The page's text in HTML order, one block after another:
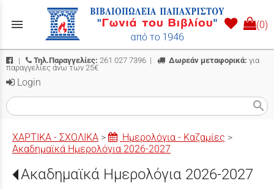
menu (0)
| Τηλ.Παραγγελίες: 261 027 7396 | Δωρεάν μεταφορικά: για
παραγγελίες άνω των 25€
Login
search
ΧΑΡΤΙΚΑ - ΣΧΟΛΙΚΑ > Ημερολόγια - Καζαμίες >
Ακαδημαϊκά Ημερολόγια 2026-2027
Ακαδημαϊκά Ημερολόγια 2026-2027